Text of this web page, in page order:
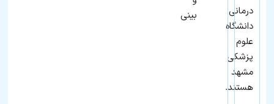
درمانی
دانشگاه
علوم
پزشکی
مشهد
هستند.
بینی